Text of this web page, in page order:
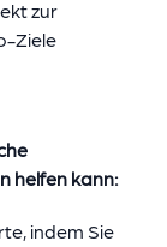
zur
Ziele
helfen kann:
indem Sie